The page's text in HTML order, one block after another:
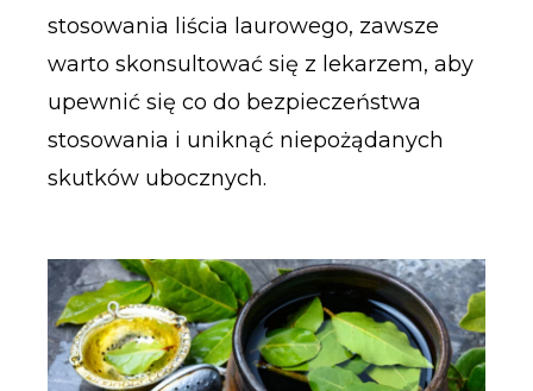
stosowania liścia laurowego, zawsze
warto skonsultować się z lekarzem, aby
upewnić się co do bezpieczeństwa
stosowania i uniknąć niepożądanych
skutków ubocznych.